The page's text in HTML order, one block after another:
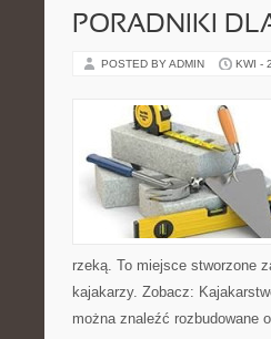
PORADNIKI
POSTED BY ADMIN KWI -
rzeką. To miejsce stworzone
kajakarzy. Zobacz:
można znaleźć rozbudowane